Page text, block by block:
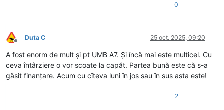
0
Deconectat
Duta C 25 oct. 2025, 09:20
A fost enorm de mult și pt UMB A7. Și încă mai este multicel. Cu
ceva întârziere o vor scoate la capăt. Partea bună este că s-a
găsit finanțare. Acum cu cîteva luni în jos sau în sus asta este!
2